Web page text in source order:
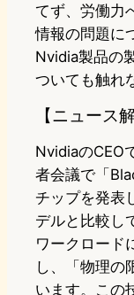
てず、労働力
情報の問題に
Nvidia製品の
ついても触れ
【ニュース
NvidiaのCEO
者会議で「
チップを発表
デルと比較し
ワークロード
し、「物理の
います。この